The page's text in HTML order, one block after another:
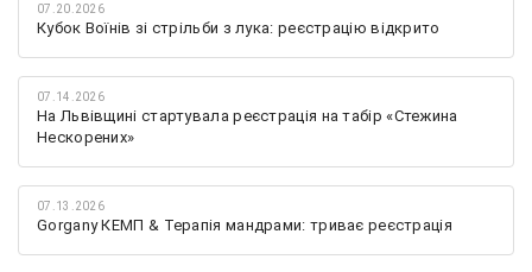
07.20.2026
Кубок Воїнів зі стрільби з лука: реєстрацію відкрито
07.14.2026
На Львівщині стартувала реєстрація на табір «Стежина
Нескорених»
07.13.2026
Gorgany КЕМП & Терапія мандрами: триває реєстрація